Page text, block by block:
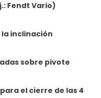
Fendt Vario)
inclinación
sobre pivote
el cierre de las 4